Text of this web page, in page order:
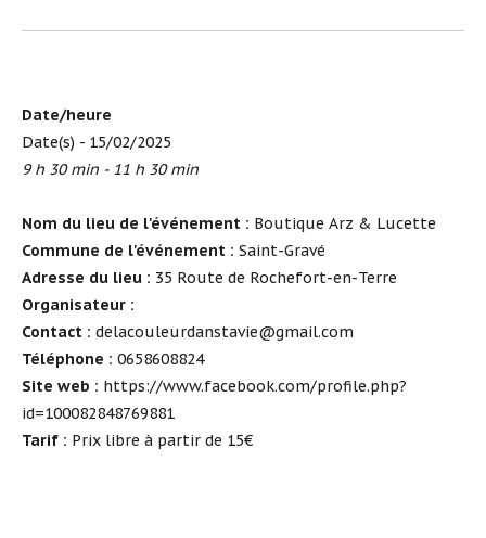
Date/heure
Date(s) - 15/02/2025
9 h 30 min - 11 h 30 min
Nom du lieu de l'événement : Boutique Arz & Lucette
Commune de l'événement : Saint-Gravé
Adresse du lieu : 35 Route de Rochefort-en-Terre
Organisateur :
Contact : delacouleurdanstavie@gmail.com
Téléphone : 0658608824
Site web : https://www.facebook.com/profile.php?
id=100082848769881
Tarif : Prix libre à partir de 15€